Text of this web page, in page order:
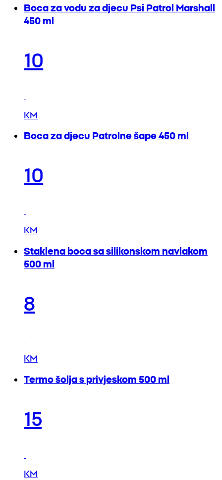
Boca za vodu za djecu Psi Patrol Marshall
450 ml
10
KM
Boca za djecu Patrolne šape 450 ml
10
KM
Staklena boca sa silikonskom navlakom
500 ml
8
KM
Termo šolja s privjeskom 500 ml
15
KM